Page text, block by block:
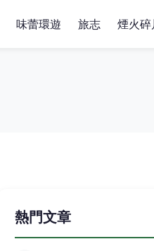
味蕾環遊 旅志 煙火碎
熱門文章